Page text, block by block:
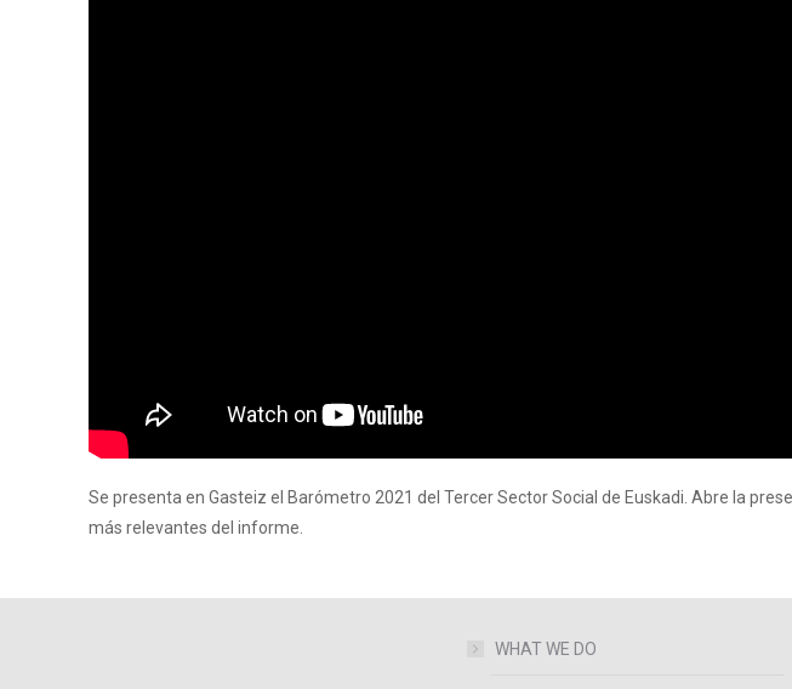
Se presenta en Gasteiz el Barómetro 2021 del Tercer Sector Social de Euskadi. Abre la
más relevantes del informe.
WHAT WE DO